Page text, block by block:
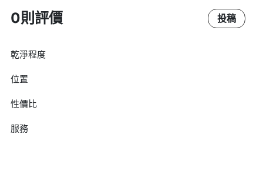
0則評價 投稿
乾淨程度
位置
性價比
服務